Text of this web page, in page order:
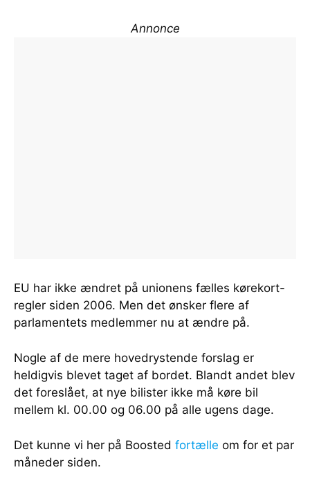
Annonce
EU har ikke ændret på unionens fælles kørekort-
regler siden 2006. Men det ønsker flere af
parlamentets medlemmer nu at ændre på.
Nogle af de mere hovedrystende forslag er
heldigvis blevet taget af bordet. Blandt andet blev
det foreslået, at nye bilister ikke må køre bil
mellem kl. 00.00 og 06.00 på alle ugens dage.
Det kunne vi her på Boosted fortælle om for et par
måneder siden.